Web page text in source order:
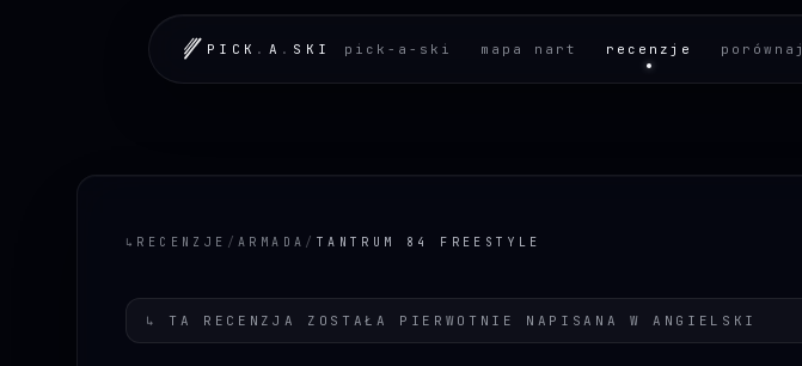
PICK . A . SKI pick-a-ski mapa nart recenzje porównaj
↳ RECENZJE / ARMADA / TANTRUM 84 FREESTYLE
↳ TA RECENZJA ZOSTAŁA PIERWOTNIE NAPISANA W ANGIELSKI